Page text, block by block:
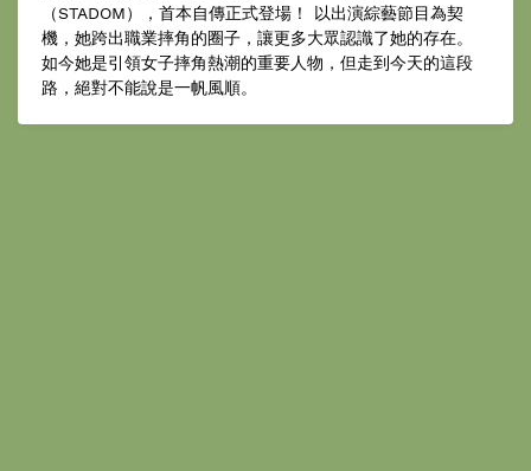
（STADOM），首本自傳正式登場！ 以出演綜藝節目為契
機，她跨出職業摔角的圈子，讓更多大眾認識了她的存在。
如今她是引領女子摔角熱潮的重要人物，但走到今天的這段
路，絕對不能說是一帆風順。